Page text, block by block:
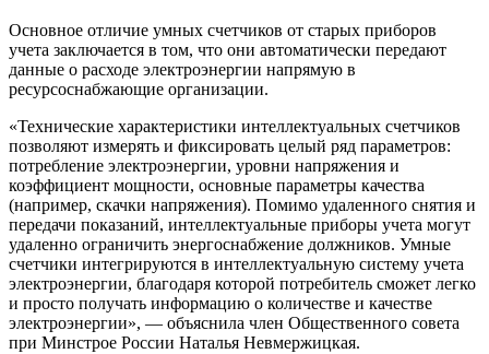
Основное отличие умных счетчиков от старых приборов
учета заключается в том, что они автоматически передают
данные о расходе электроэнергии напрямую в
ресурсоснабжающие организации.
«Технические характеристики интеллектуальных счетчиков
позволяют измерять и фиксировать целый ряд параметров:
потребление электроэнергии, уровни напряжения и
коэффициент мощности, основные параметры качества
(например, скачки напряжения). Помимо удаленного снятия и
передачи показаний, интеллектуальные приборы учета могут
удаленно ограничить энергоснабжение должников. Умные
счетчики интегрируются в интеллектуальную систему учета
электроэнергии, благодаря которой потребитель сможет легко
и просто получать информацию о количестве и качестве
электроэнергии», — объяснила член Общественного совета
при Минстрое России Наталья Невмержицкая.